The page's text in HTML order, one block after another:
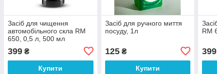
Засіб для чищення
автомобільного скла RM
650, 0,5 л, 500 мл
399 ₴
Купити
Засіб для ручного миття
посуду, 1л
125₴
Купити
RM
399